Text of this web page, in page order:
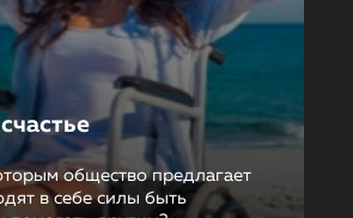
общество предлагает
в себе силы быть